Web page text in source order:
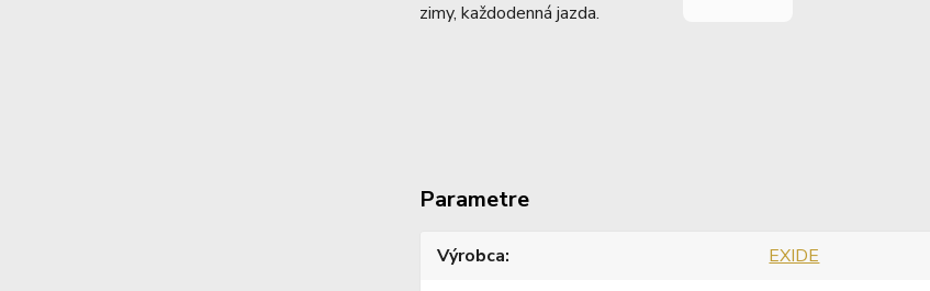
zimy, každodenná jazda.
Parametre
Výrobca
EXIDE